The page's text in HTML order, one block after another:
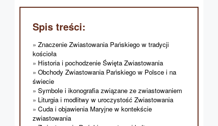
Spis treści:
Znaczenie Zwiastowania Pańskiego w tradycji
kościoła
Historia i pochodzenie Święta Zwiastowania
Obchody Zwiastowania Pańskiego w Polsce i na
świecie
Symbole i ikonografia związane ze zwiastowaniem
Liturgia i modlitwy w uroczystość Zwiastowania
Cuda i objawienia Maryjne w kontekście
zwiastowania